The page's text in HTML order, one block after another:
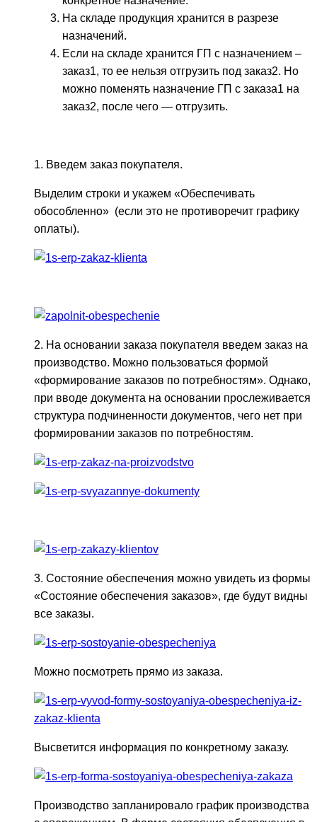
На складе продукция хранится в разрезе
назначений.
Если на складе хранится ГП с назначением –
заказ1, то ее нельзя отгрузить под заказ2. Но
можно поменять назначение ГП с заказа1 на
заказ2, после чего — отгрузить.
1. Введем заказ покупателя.
Выделим строки и укажем «Обеспечивать
обособленно» (если это не противоречит графику
оплаты).
2. На основании заказа покупателя введем заказ на
производство. Можно пользоваться формой
«формирование заказов по потребностям». Однако,
при вводе документа на основании прослеживается
структура подчиненности документов, чего нет при
формировании заказов по потребностям.
3. Состояние обеспечения можно увидеть из формы
«Состояние обеспечения заказов», где будут видны
все заказы.
Можно посмотреть прямо из заказа.
Высветится информация по конкретному заказу.
Производство запланировало график производства